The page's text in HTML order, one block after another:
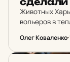
Животных
вольеров в
Олег Коваленко